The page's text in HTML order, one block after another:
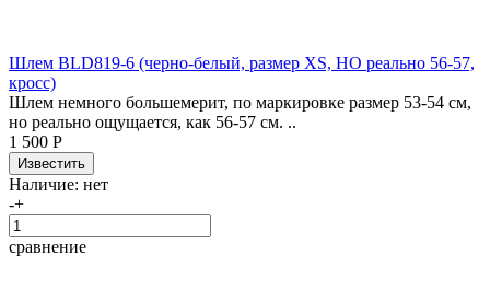
Шлем BLD819-6 (черно-белый, размер XS, НО реально 56-57,
кросс)
Шлем немного большемерит, по маркировке размер 53-54 см,
но реально ощущается, как 56-57 см. ..
1 500 Р
Наличие: нет
-+
сравнение